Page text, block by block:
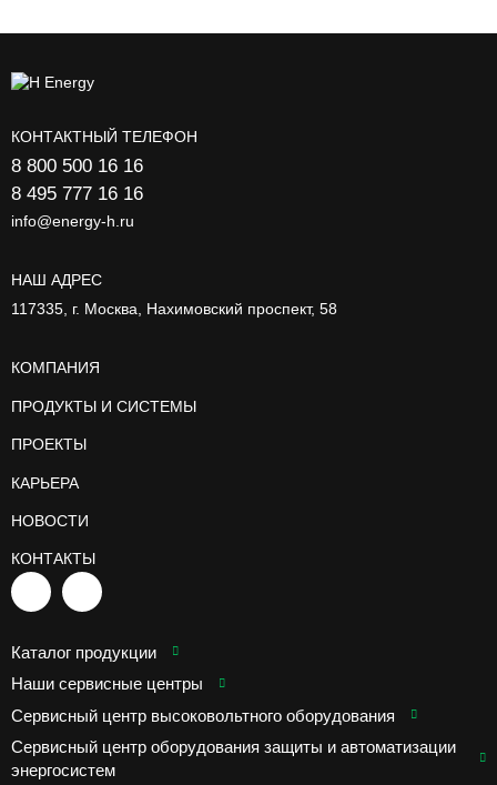
КОНТАКТНЫЙ ТЕЛЕФОН
8 800 500 16 16
8 495 777 16 16
info@energy-h.ru
НАШ АДРЕС
117335, г. Москва, Нахимовский проспект, 58
КОМПАНИЯ
ПРОДУКТЫ И СИСТЕМЫ
ПРОЕКТЫ
КАРЬЕРА
НОВОСТИ
КОНТАКТЫ
Каталог продукции
Наши сервисные центры
Сервисный центр высоковольтного оборудования
Сервисный центр оборудования защиты и автоматизации
энергосистем